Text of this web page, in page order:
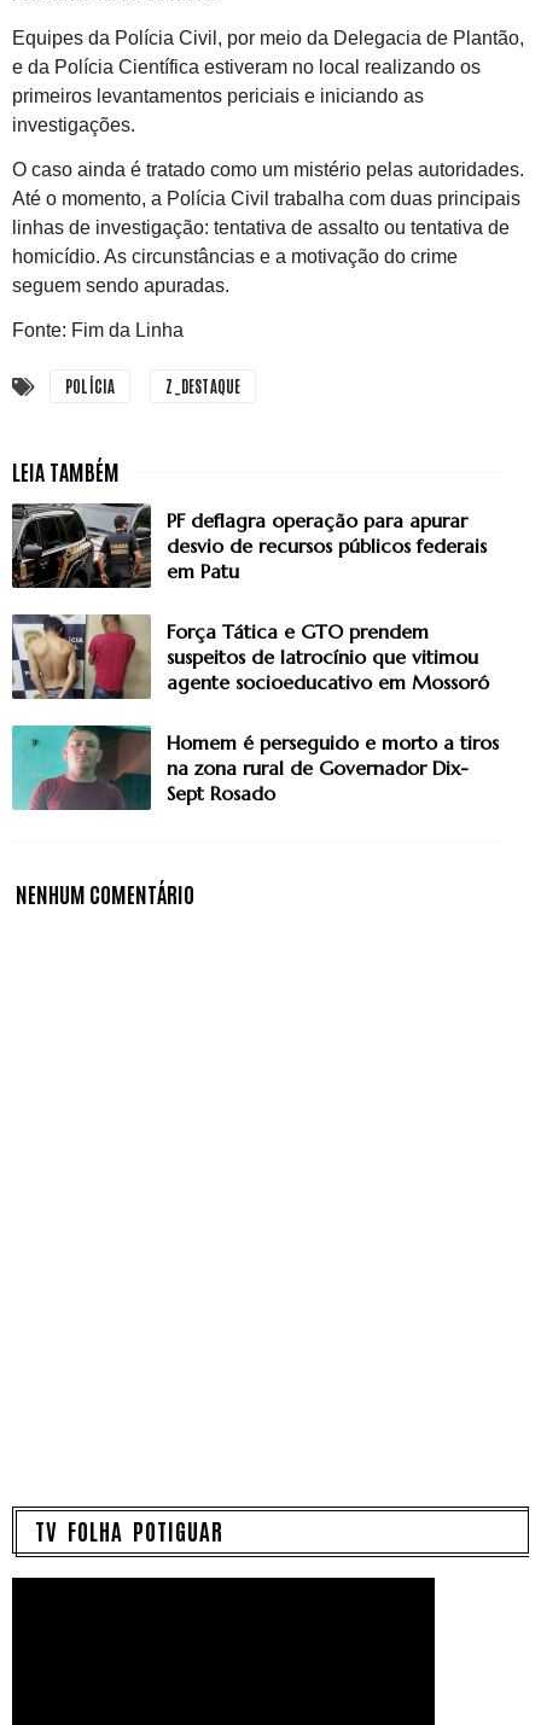
Equipes da Polícia Civil, por meio da Delegacia de Plantão,
e da Polícia Científica estiveram no local realizando os
primeiros levantamentos periciais e iniciando as
investigações.
O caso ainda é tratado como um mistério pelas autoridades.
Até o momento, a Polícia Civil trabalha com duas principais
linhas de investigação: tentativa de assalto ou tentativa de
homicídio. As circunstâncias e a motivação do crime
seguem sendo apuradas.
Fonte: Fim da Linha
POLÍCIA Z_DESTAQUE
PF deflagra operação para apurar
desvio de recursos públicos federais
em Patu
Força Tática e GTO prendem
suspeitos de latrocínio que vitimou
agente socioeducativo em Mossoró
Homem é perseguido e morto a tiros
na zona rural de Governador Dix-
Sept Rosado
NENHUM COMENTÁRIO
TV FOLHA POTIGUAR